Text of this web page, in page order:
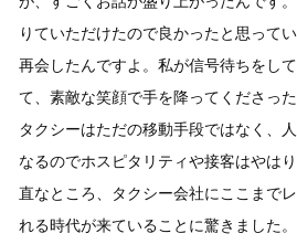
りていただけたので良かったと思って
再会したんですよ。私が信号待ちをし
て、素敵な笑顔で手を降ってくださっ
タクシーはただの移動手段ではなく、
なるのでホスピタリティや接客はやは
直なところ、タクシー会社にここまで
れる時代が来ていることに驚きました